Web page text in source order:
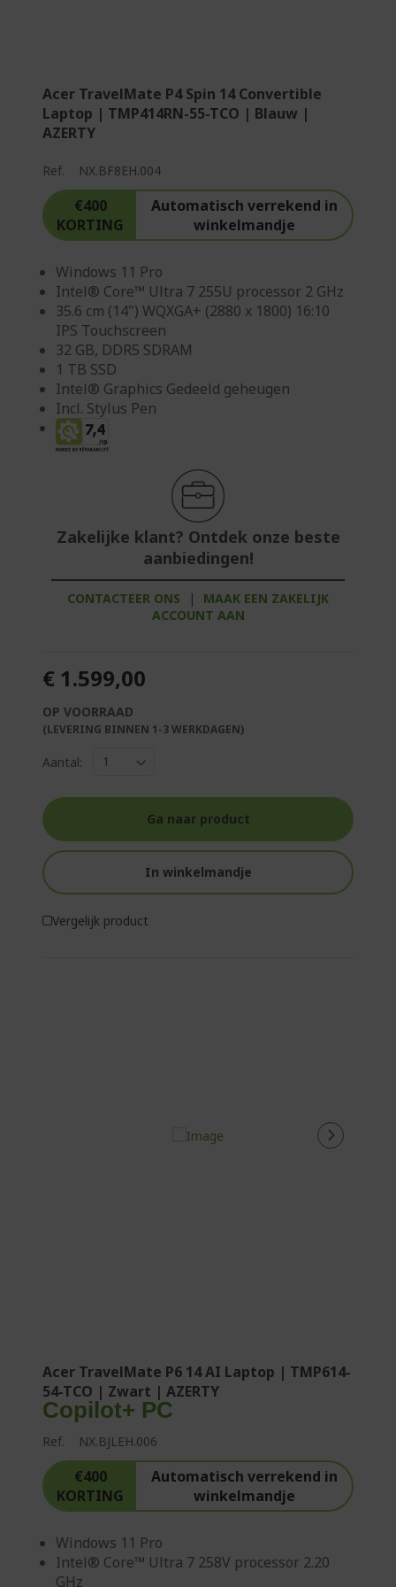
Acer TravelMate P4 Spin 14 Convertible
Laptop | TMP414RN-55-TCO | Blauw |
AZERTY
Ref. NX.BF8EH.004
€400
KORTING
Automatisch verrekend in
winkelmandje
Windows 11 Pro
Intel® Core™ Ultra 7 255U processor 2 GHz
35.6 cm (14") WQXGA+ (2880 x 1800) 16:10
IPS Touchscreen
32 GB, DDR5 SDRAM
1 TB SSD
Intel® Graphics Gedeeld geheugen
Incl. Stylus Pen
Zakelijke klant? Ontdek onze beste
aanbiedingen!
CONTACTEER ONS |
MAAK EEN ZAKELIJK
ACCOUNT AAN
€ 1.599,00
OP VOORRAAD
(LEVERING BINNEN 1-3 WERKDAGEN)
Aantal:
Ga naar product
In winkelmandje
Vergelijk product
Acer TravelMate P6 14 AI Laptop | TMP614-
54-TCO | Zwart | AZERTY
Copilot+ PC
Ref. NX.BJLEH.006
€400
KORTING
Automatisch verrekend in
winkelmandje
Windows 11 Pro
Intel® Core™ Ultra 7 258V processor 2.20
GHz